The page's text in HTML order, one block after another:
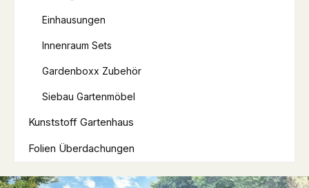
Einhausungen
Innenraum Sets
Gardenboxx Zubehör
Siebau Gartenmöbel
Kunststoff Gartenhaus
Folien Überdachungen